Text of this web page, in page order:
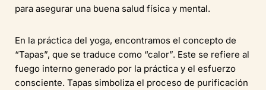
para asegurar una buena salud física y mental.
En la práctica del yoga, encontramos el concepto de
“Tapas”, que se traduce como “calor”. Este se refiere al
fuego interno generado por la práctica y el esfuerzo
consciente. Tapas simboliza el proceso de purificación